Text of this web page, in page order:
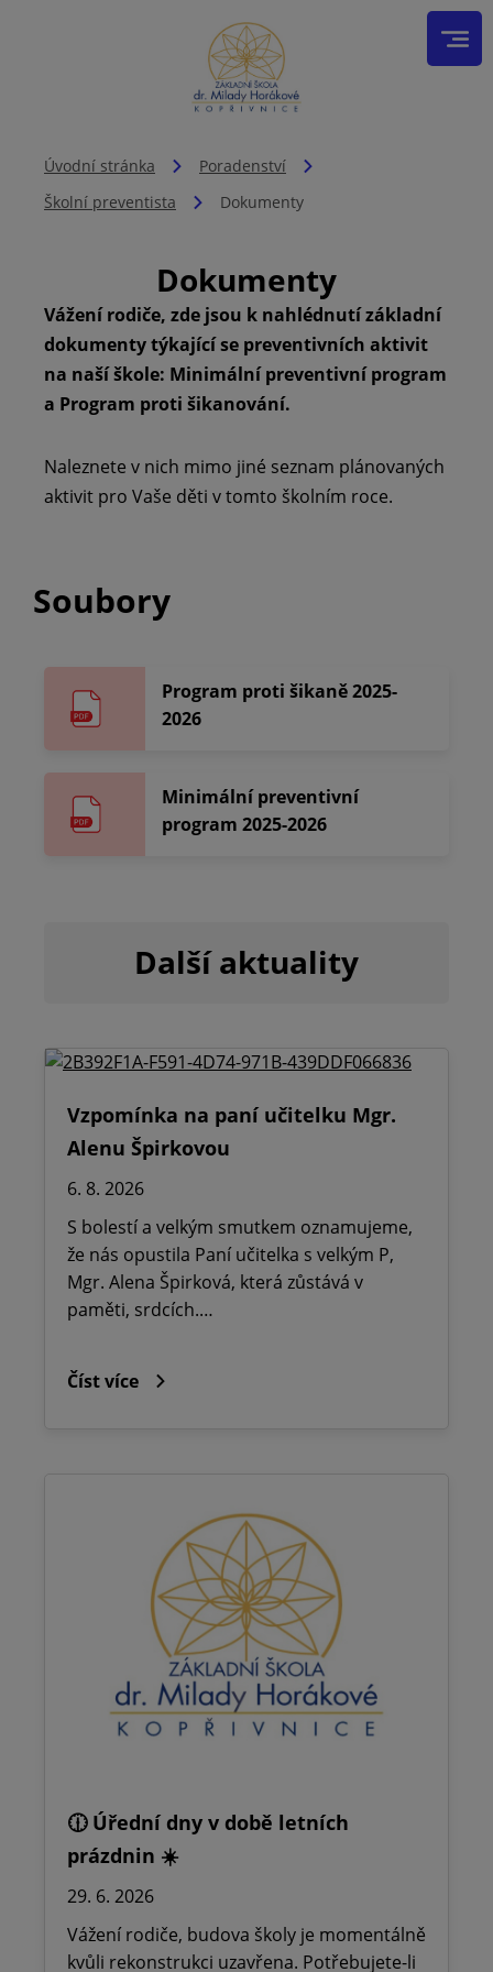
Úvodní stránka
Poradenství
Školní preventista
Dokumenty
Dokumenty
Vážení rodiče, zde jsou k nahlédnutí základní
dokumenty týkající se preventivních aktivit
na naší škole: Minimální preventivní program
a Program proti šikanování.
Naleznete v nich mimo jiné seznam plánovaných
aktivit pro Vaše děti v tomto školním roce.
Soubory
Program proti šikaně 2025-
2026
Minimální preventivní
program 2025-2026
Další aktuality
Vzpomínka na paní učitelku Mgr.
Alenu Špirkovou
6. 8. 2026
S bolestí a velkým smutkem oznamujeme,
že nás opustila Paní učitelka s velkým P,
Mgr. Alena Špirková, která zůstává v
paměti, srdcích.…
Číst více
🕧 Úřední dny v době letních
prázdnin ☀️
29. 6. 2026
Vážení rodiče, budova školy je momentálně
kvůli rekonstrukci uzavřena. Potřebujete-li